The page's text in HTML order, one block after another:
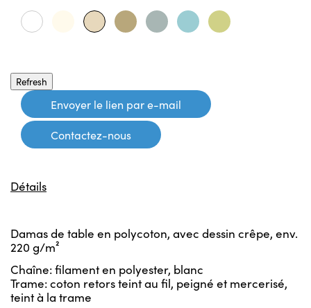
Bianco BurroStuccoSaharaStellaRio Anice
Envoyer le lien par e-mail
Contactez-nous
Détails
Damas de table en polycoton, avec dessin crêpe, env.
220 g/m²
Chaîne: filament en polyester, blanc
Trame: coton retors teint au fil, peigné et mercerisé,
teint à la trame